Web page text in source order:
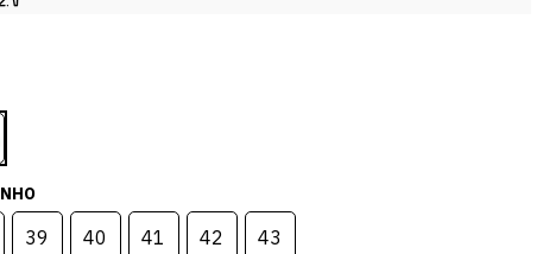
39 40 41 42 43